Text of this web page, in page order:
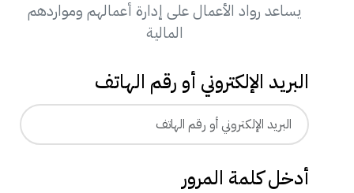
يساعد رواد الأعمال على إدارة أعمالهم ومواردهم
المالية
البريد الإلكتروني أو رقم الهاتف
أدخل كلمة المرور